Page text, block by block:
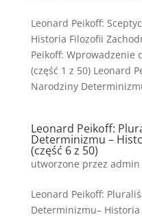
Leonard Peikoff:
Historia Filozofii
Peikoff: Wprowadzenie
(część 1 z 50) Leonard
Narodziny
Leonard Peikoff:
Determinizmu –
(część 6 z 50)
utworzone przez admin
Leonard Peikoff:
Determinizmu– Historia